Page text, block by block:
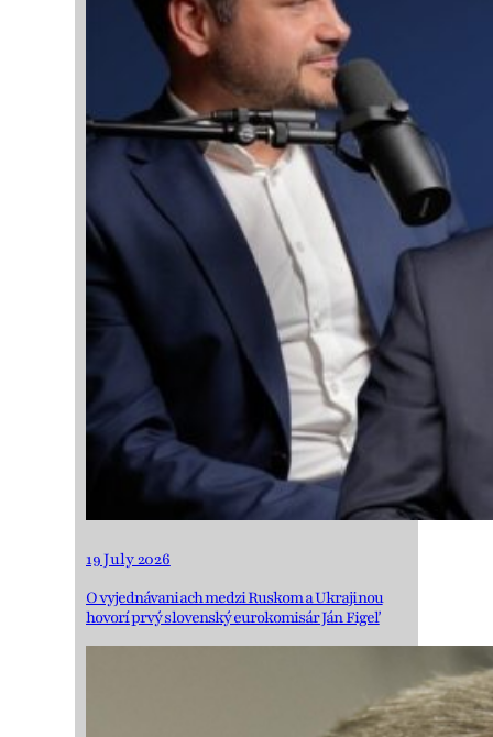
19 July 2026
O vyjednávaniach medzi Ruskom a Ukrajinou
hovorí prvý slovenský eurokomisár Ján Figeľ